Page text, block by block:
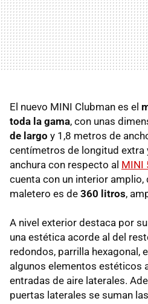
El nuevo MINI Clubman es el
toda la gama, con unas
de largo y 1,8 metros de
centímetros de longitud
anchura con respecto al MINI
cuenta con un interior amplio,
maletero es de 360 litros,
A nivel exterior destaca por
una estética acorde al del
redondos, parrilla hexagonal,
algunos elementos estéticos
entradas de aire laterales.
puertas laterales se suman